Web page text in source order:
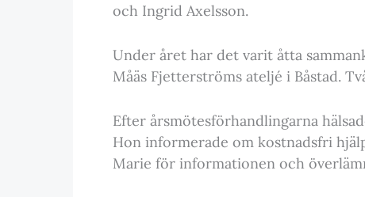
och Ingrid Axelsson.
Under året har det varit åtta
Måäs Fjetterströms ateljé i Båstad.
Efter årsmötesförhandlingarna
Hon informerade om kostnadsfri
Marie för informationen och